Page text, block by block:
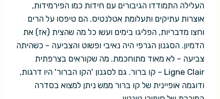
העלילה התמודדו הגיבורים עם חידות כמו הפירמידות,
אוצרות עתיקים ותעלומת אטלנטיס. הם טיפסו על הרים
וחצו מדבריות, הפליגו בימים ועשו כל מה שהצית (אז) את
הדמיון. הסגנון הגרפי היה נאיבי ופשוט והצביעה – כשהיתה
צביעה – לא מאוד מתוחכמת. מה שקוראים בצרפתית
Ligne Clair – קו ברור. גם לסגנון 'הקו הברור' היו דרגות,
ודוגמה אופיינית של קו ברור ממש ניתן למצוא בסדרה